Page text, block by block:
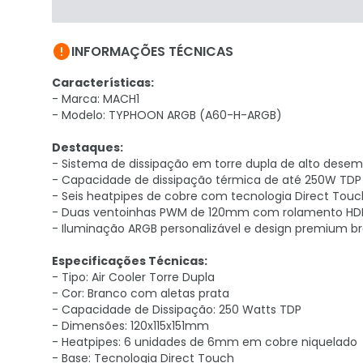
INFORMAÇÕES TÉCNICAS
Características:
- Marca: MACH1
- Modelo: TYPHOON ARGB (A60-H-ARGB)
Destaques:
- Sistema de dissipação em torre dupla de alto
- Capacidade de dissipação térmica de até 250W TDP
- Seis heatpipes de cobre com tecnologia Direct
- Duas ventoinhas PWM de 120mm com rolamento
- Iluminação ARGB personalizável e design premium
Especificações Técnicas:
- Tipo: Air Cooler Torre Dupla
- Cor: Branco com aletas prata
- Capacidade de Dissipação: 250 Watts TDP
- Dimensões: 120x115x151mm
- Heatpipes: 6 unidades de 6mm em cobre niquelado
- Base: Tecnologia Direct Touch